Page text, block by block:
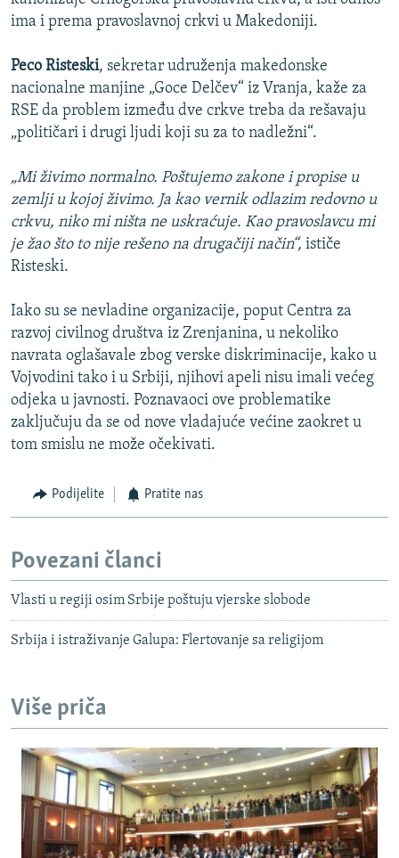
ima i prema pravoslavnoj crkvi u Makedoniji.
Peco Risteski, sekretar udruženja makedonske
nacionalne manjine „Goce Delčev“ iz Vranja, kaže za
RSE da problem između dve crkve treba da rešavaju
„političari i drugi ljudi koji su za to nadležni“.
„Mi živimo normalno. Poštujemo zakone i propise u
zemlji u kojoj živimo. Ja kao vernik odlazim redovno u
crkvu, niko mi ništa ne uskraćuje. Kao pravoslavcu mi
je žao što to nije rešeno na drugačiji način“, ističe
Risteski.
Iako su se nevladine organizacije, poput Centra za
razvoj civilnog društva iz Zrenjanina, u nekoliko
navrata oglašavale zbog verske diskriminacije, kako u
Vojvodini tako i u Srbiji, njihovi apeli nisu imali većeg
odjeka u javnosti. Poznavaoci ove problematike
zaključuju da se od nove vladajuće većine zaokret u
tom smislu ne može očekivati.
Podijelite Pratite nas
Povezani članci
Vlasti u regiji osim Srbije poštuju vjerske slobode
Srbija i istraživanje Galupa: Flertovanje sa religijom
Više priča